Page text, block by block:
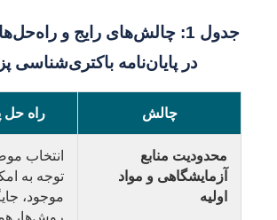
جدول 1: چالش‌های رایج و
در پایان‌نامه باکتری‌شناسی
چالش راه حل
محدودیت منابع
آزمایشگاهی و مواد
اولیه
انتخاب
توجه به
موجود،
روش‌ها،